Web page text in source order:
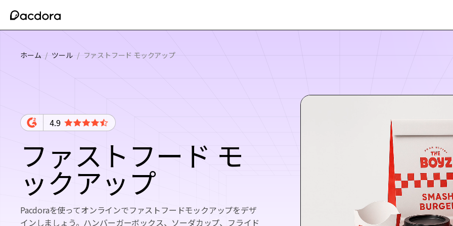
ホーム / ツール / ファストフード モックアップ
4.9
ファストフード モ
ックアップ
Pacdoraを使ってオンラインでファストフードモックアップをデザ
インしましょう。ハンバーガーボックス、ソーダカップ、フライド